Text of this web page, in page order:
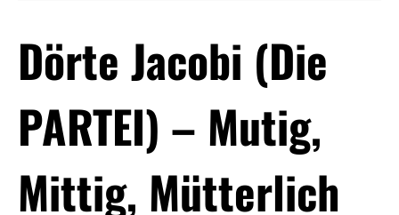
Dörte Jacobi (Die
PARTEI) – Mutig,
Mittig, Mütterlich